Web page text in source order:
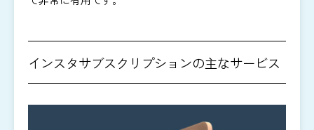
インスタサブスクリプションの主なサービス